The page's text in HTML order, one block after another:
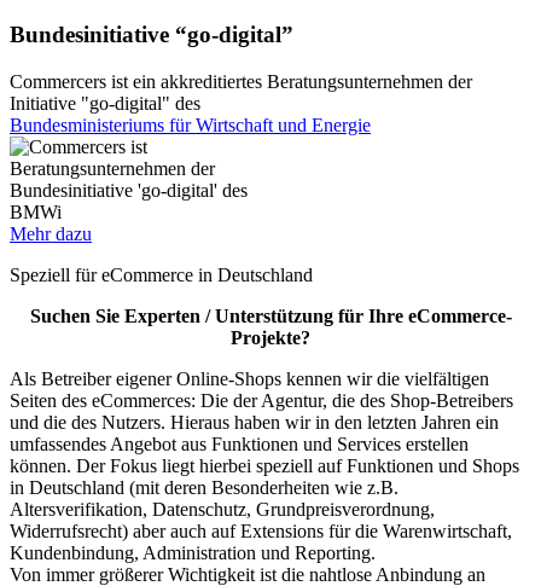
Bundesinitiative “go-digital”
Commercers ist ein akkreditiertes Beratungsunternehmen der
Initiative "go-digital" des
Bundesministeriums für Wirtschaft und Energie
Mehr dazu
Speziell für eCommerce in Deutschland
Suchen Sie Experten / Unterstützung für Ihre eCommerce-
Projekte?
Als Betreiber eigener Online-Shops kennen wir die vielfältigen
Seiten des eCommerces: Die der Agentur, die des Shop-Betreibers
und die des Nutzers. Hieraus haben wir in den letzten Jahren ein
umfassendes Angebot aus Funktionen und Services erstellen
können. Der Fokus liegt hierbei speziell auf Funktionen und Shops
in Deutschland (mit deren Besonderheiten wie z.B.
Altersverifikation, Datenschutz, Grundpreisverordnung,
Widerrufsrecht) aber auch auf Extensions für die Warenwirtschaft,
Kundenbindung, Administration und Reporting.
Von immer größerer Wichtigkeit ist die nahtlose Anbindung an